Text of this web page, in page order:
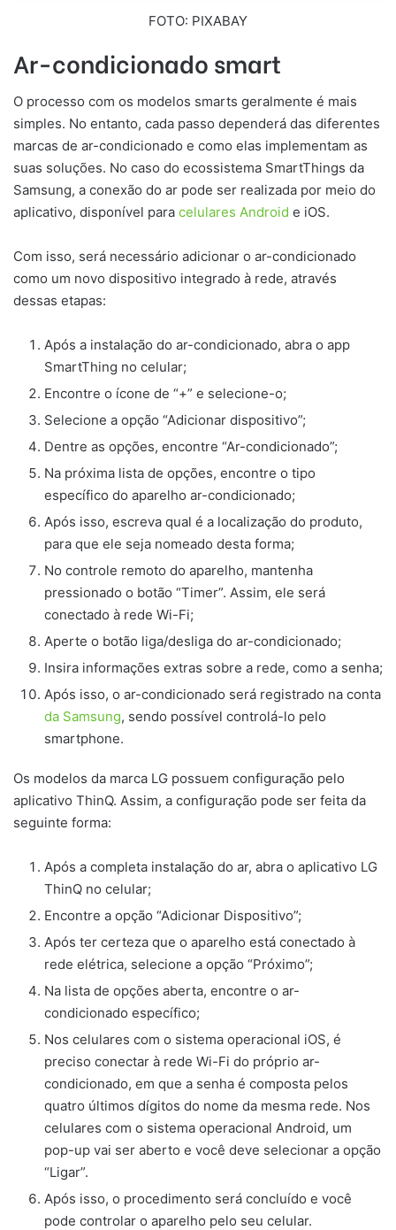
FOTO: PIXABAY
Ar-condicionado smart
O processo com os modelos smarts geralmente é mais
simples. No entanto, cada passo dependerá das diferentes
marcas de ar-condicionado e como elas implementam as
suas soluções. No caso do ecossistema SmartThings da
Samsung, a conexão do ar pode ser realizada por meio do
aplicativo, disponível para celulares Android e iOS.
Com isso, será necessário adicionar o ar-condicionado
como um novo dispositivo integrado à rede, através
dessas etapas:
Após a instalação do ar-condicionado, abra o app
SmartThing no celular;
Encontre o ícone de “+” e selecione-o;
Selecione a opção “Adicionar dispositivo”;
Dentre as opções, encontre “Ar-condicionado”;
Na próxima lista de opções, encontre o tipo
específico do aparelho ar-condicionado;
Após isso, escreva qual é a localização do produto,
para que ele seja nomeado desta forma;
No controle remoto do aparelho, mantenha
pressionado o botão “Timer”. Assim, ele será
conectado à rede Wi-Fi;
Aperte o botão liga/desliga do ar-condicionado;
Insira informações extras sobre a rede, como a senha;
Após isso, o ar-condicionado será registrado na conta
da Samsung, sendo possível controlá-lo pelo
smartphone.
Os modelos da marca LG possuem configuração pelo
aplicativo ThinQ. Assim, a configuração pode ser feita da
seguinte forma:
Após a completa instalação do ar, abra o aplicativo LG
ThinQ no celular;
Encontre a opção “Adicionar Dispositivo”;
Após ter certeza que o aparelho está conectado à
rede elétrica, selecione a opção “Próximo”;
Na lista de opções aberta, encontre o ar-
condicionado específico;
Nos celulares com o sistema operacional iOS, é
preciso conectar à rede Wi-Fi do próprio ar-
condicionado, em que a senha é composta pelos
quatro últimos dígitos do nome da mesma rede. Nos
celulares com o sistema operacional Android, um
pop-up vai ser aberto e você deve selecionar a opção
“Ligar”.
Após isso, o procedimento será concluído e você
pode controlar o aparelho pelo seu celular.